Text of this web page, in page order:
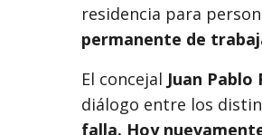
residencia para
permanente de
El concejal Juan Pablo
diálogo entre los
falla. Hoy